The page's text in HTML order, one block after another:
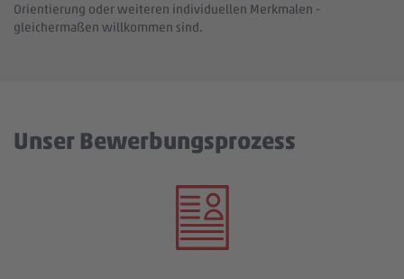
Orientierung oder weiteren individuellen Merkmalen -
gleichermaßen willkommen sind.
Unser Bewerbungsprozess